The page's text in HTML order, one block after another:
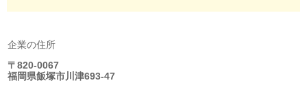
企業の住所
〒820-0067
福岡県飯塚市川津693-47